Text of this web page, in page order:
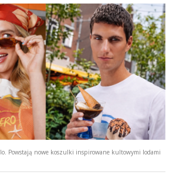
Powstają nowe koszulki inspirowane kultowymi lodami